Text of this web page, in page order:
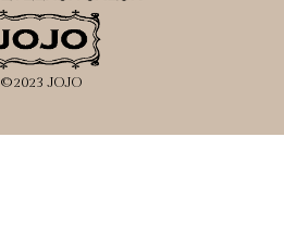
©2023 JOJO